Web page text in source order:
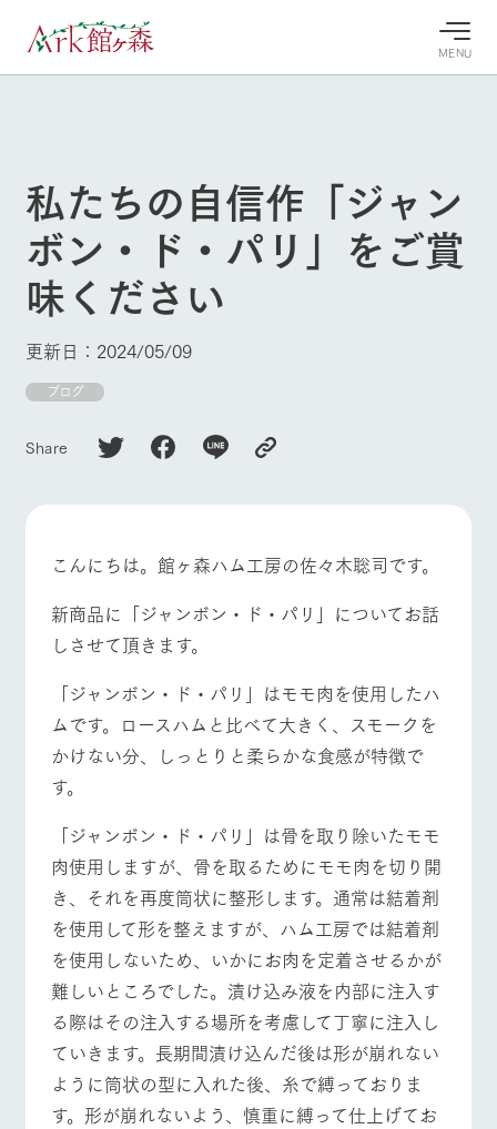
MENU
牧場へ行
く
営業時
間・料金
交通アク
よくいた
だく質問
団体のお
客様へ
ペットを
お連れの
お客様へ
お問い合
わせ・資
料請求
よく見られている情報
今日の牧
場・営業
案内
本日の営業時間
や牧場の天気、
イベン 牧場の楽
施設・体験情報
フラワー
ガーデン
花のある美しい
自然環境の中、
季節の移り変わ
う
動物とふ
れあう
触れて、感じ
れあう
アクティ
ビティ／
ら学べる様々な
アクティビティ
レストラ
知り尽くした料
理人が腕を振
い、ビュッフェ
スタイルで提供
ショップ
丹精込めて育て
た生産品をはじ
め、牧場産の逸
品を取り揃えた
店舗
牧場マッ
ウンロード
周遊バス
牧場内を巡る周
遊バスのご案内
ホーム
Ark館ヶ森について
牧場に行く
私たちの取り組み
ArkFarm Wedding
お知らせ
ブログ
お問い合わせ・資料請求
生産品カタログ・資料DL
English (Google Translate)
ネットショップ
個人情報取扱いについて
イベント/フェア レストラン/BBQ フラワーガーデン
動物とふれあう アクティビティ/体験 ショップ/お買い物
牧場マップを見る 周遊バス
営業時間・料金 交通アクセス
よくあるご質問
団体のお客様へ
ペットをお連れの
お客様へ お問い合わせ
私たちの自信作「ジャン
ボン・ド・パリ」をご賞
味ください
更新日：2024/05/09
ブログ
Share
こんにちは。館ヶ森ハム工房の佐々木聡司です。
新商品に「ジャンボン・ド・パリ」についてお話
しさせて頂きます。
「ジャンボン・ド・パリ」はモモ肉を使用したハ
ムです。ロースハムと比べて大きく、スモークを
かけない分、しっとりと柔らかな食感が特徴で
す。
「ジャンボン・ド・パリ」は骨を取り除いたモモ
肉使用しますが、骨を取るためにモモ肉を切り開
き、それを再度筒状に整形します。通常は結着剤
を使用して形を整えますが、ハム工房では結着剤
を使用しないため、いかにお肉を定着させるかが
難しいところでした。漬け込み液を内部に注入す
る際はその注入する場所を考慮して丁寧に注入し
ていきます。長期間漬け込んだ後は形が崩れない
ように筒状の型に入れた後、糸で縛っておりま
す。形が崩れないよう、慎重に縛って仕上げてお